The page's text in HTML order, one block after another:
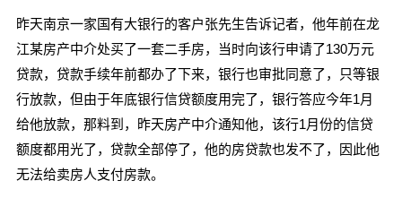
昨天南京一家国有大银行的客户张先生告诉记者，他年前在龙
江某房产中介处买了一套二手房，当时向该行申请了130万元
贷款，贷款手续年前都办了下来，银行也审批同意了，只等银
行放款，但由于年底银行信贷额度用完了，银行答应今年1月
给他放款，那料到，昨天房产中介通知他，该行1月份的信贷
额度都用光了，贷款全部停了，他的房贷款也发不了，因此他
无法给卖房人支付房款。